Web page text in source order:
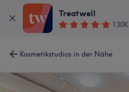
Treatwell
130K
Kosmetikstudios in der Nähe